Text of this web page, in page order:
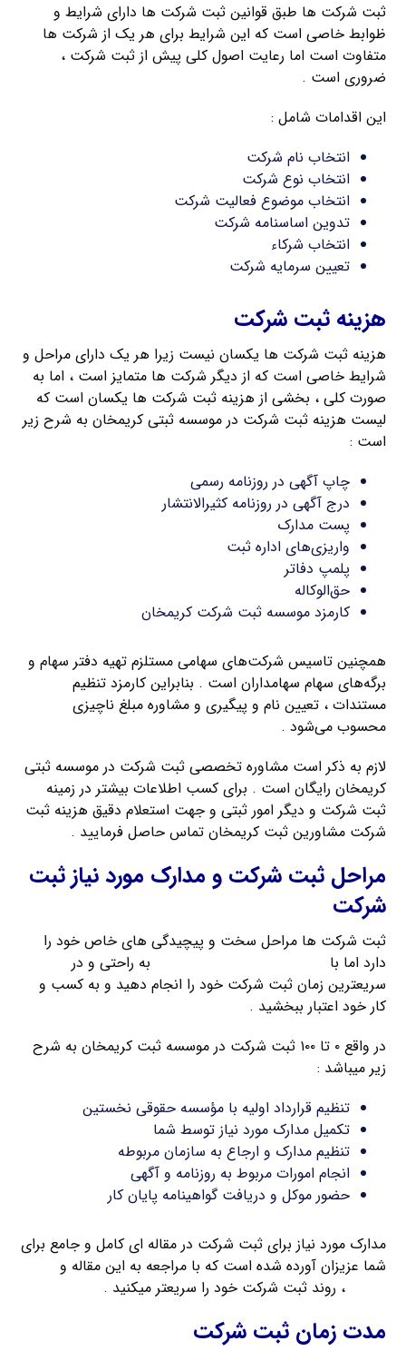
ثبت شرکت ها طبق قوانین ثبت شرکت ها دارای شرایط و
ظوابط خاصی است که این شرایط برای هر یک از شرکت ها
متفاوت است اما رعایت اصول کلی پیش از ثبت شرکت ،
ضروری است .
این اقدامات شامل :
انتخاب نام شرکت
انتخاب نوع شرکت
انتخاب موضوع فعالیت شرکت
تدوین اساسنامه شرکت
انتخاب شرکاء
تعیین سرمایه شرکت
هزینه ثبت شرکت
هزینه ثبت شرکت ها یکسان نیست زیرا هر یک دارای مراحل و
شرایط خاصی است که از دیگر شرکت ها متمایز است ، اما به
صورت کلی ، بخشی از هزینه ثبت شرکت ها یکسان است که
لیست هزینه ثبت شرکت در موسسه ثبتی کریمخان به شرح زیر
است :
چاپ آگهی در روزنامه رسمی
درج آگهی در روزنامه کثیرالانتشار
پست مدارک
واریزی‌های اداره ثبت
پلمپ دفاتر
حق‌الوکاله
کارمزد موسسه ثبت شرکت کریمخان
همچنین تاسیس شرکت‌های سهامی مستلزم تهیه دفتر سهام و
برگه‌های سهام سهامداران است . بنابراین کارمزد تنظیم
مستندات ، تعیین نام و پیگیری و مشاوره مبلغ ناچیزی
محسوب می‌شود .
لازم به ذکر است مشاوره تخصصی ثبت شرکت در موسسه ثبتی
کریمخان رایگان است . برای کسب اطلاعات بیشتر در زمینه
ثبت شرکت و دیگر امور ثبتی و جهت استعلام دقیق هزینه ثبت
شرکت مشاورین ثبت کریمخان تماس حاصل فرمایید .
مراحل ثبت شرکت و مدارک مورد نیاز ثبت
شرکت
ثبت شرکت ها مراحل سخت و پیچیدگی های خاص خود را
دارد اما با
به راحتی و در
سریعترین زمان ثبت شرکت خود را انجام دهید و به کسب و
کار خود اعتبار ببخشید .
در واقع ۰ تا ۱۰۰ ثبت شرکت در موسسه ثبت کریمخان به شرح
زیر میباشد :
تنظیم قرارداد اولیه با مؤسسه حقوقی نخستین
تکمیل مدارک مورد نیاز توسط شما
تنظیم مدارک و ارجاع به سازمان مربوطه
انجام امورات مربوط به روزنامه و آگهی
حضور موکل و دریافت گواهینامه پایان کار
مدارک مورد نیاز برای ثبت شرکت در مقاله ای کامل و جامع برای
شما عزیزان آورده شده است که با مراجعه به این مقاله و
، روند ثبت شرکت خود را سریعتر میکنید .
مدت زمان ثبت شرکت